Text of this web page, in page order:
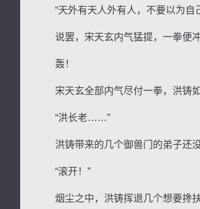
“天外有天人外有人，不要以为自
说罢，宋天玄内气猛提，一拳便冲
轰！
宋天玄全部内气尽付一拳，洪铸如
“洪长老……”
洪铸带来的几个御兽门的弟子还没
“滚开！”
烟尘之中，洪铸挥退几个想要搀扶